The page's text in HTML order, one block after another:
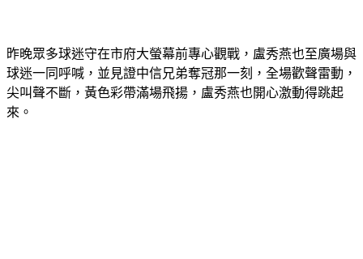
昨晚眾多球迷守在市府大螢幕前專心觀戰，盧秀燕也至廣場與
球迷一同呼喊，並見證中信兄弟奪冠那一刻，全場歡聲雷動，
尖叫聲不斷，黃色彩帶滿場飛揚，盧秀燕也開心激動得跳起
來。